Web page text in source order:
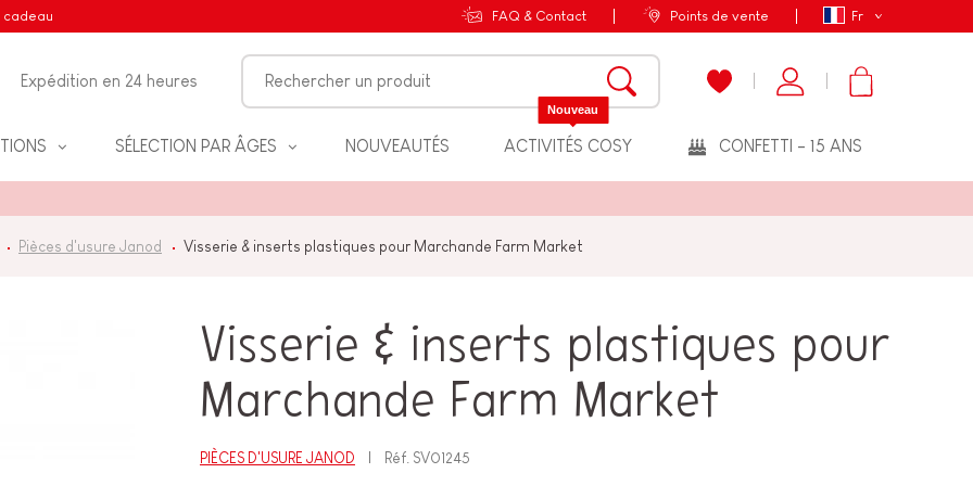
Fr
cadeau FAQ & Contact Points de vente
Expédition en 24 heures
SÉLECTION PAR ÂGES NOUVEAUTÉS ACTIVITÉS COSY
Nouveau
CONFETTI - 15 ANS
Pièces d'usure Janod Visserie & inserts plastiques pour Marchande Farm Market
Visserie & inserts plastiques pour
Marchande Farm Market
PIÈCES D'USURE JANOD Réf. SV01245